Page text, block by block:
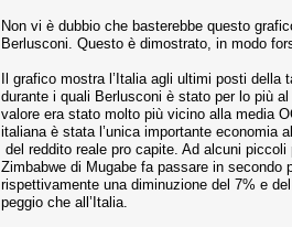
Non vi è dubbio che basterebbe questo
Berlusconi. Questo è dimostrato, in modo
Il grafico mostra l’Italia agli ultimi posti della
durante i quali Berlusconi è stato per lo più
valore era stato molto più vicino alla media
italiana è stata l’unica importante economia
del reddito reale pro capite. Ad alcuni
Zimbabwe di Mugabe fa passare in secondo
rispettivamente una diminuzione del 7% e
peggio che all’Italia.